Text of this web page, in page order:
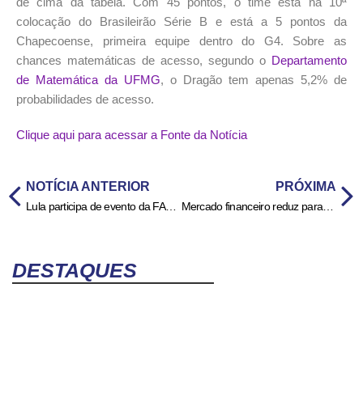
colocação do Brasileirão Série B e está a 5 pontos da
Chapecoense, primeira equipe dentro do G4. Sobre as
chances matemáticas de acesso, segundo o Departamento
de Matemática da UFMG, o Dragão tem apenas 5,2% de
probabilidades de acesso.
Clique aqui para acessar a Fonte da Notícia
NOTÍCIA ANTERIOR
Lula participa de evento da FAO e visita o papa Leão XIV nesta segunda
PRÓXIMA
DESTAQUES